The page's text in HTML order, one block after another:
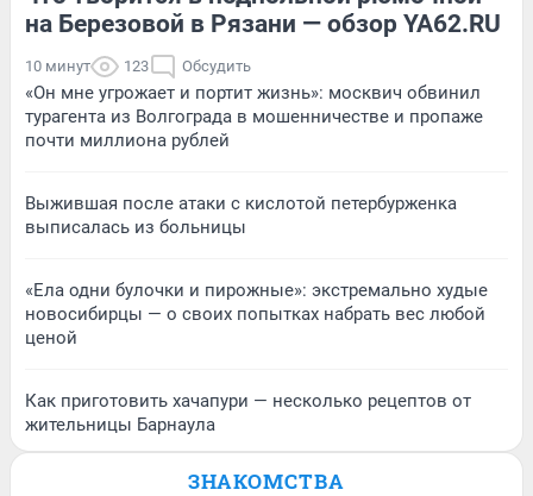
на Березовой в Рязани — обзор YA62.RU
10 минут 123 Обсудить
«Он мне угрожает и портит жизнь»: москвич обвинил
турагента из Волгограда в мошенничестве и пропаже
почти миллиона рублей
Выжившая после атаки с кислотой петербурженка
выписалась из больницы
«Ела одни булочки и пирожные»: экстремально худые
новосибирцы — о своих попытках набрать вес любой
ценой
Как приготовить хачапури — несколько рецептов от
жительницы Барнаула
ЗНАКОМСТВА